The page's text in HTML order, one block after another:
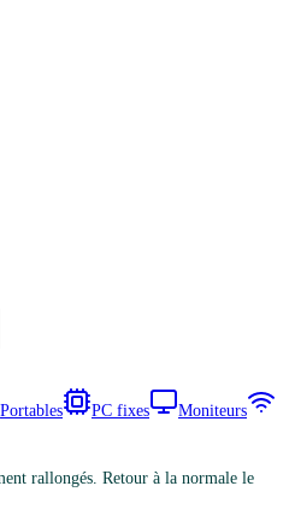
Portables PC fixes
Moniteurs
rallongés. Retour à la normale le